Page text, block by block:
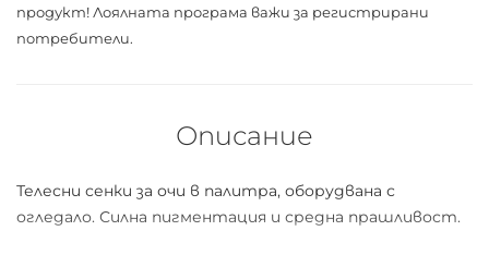
продукт! Лоялната програма важи за регистрирани
потребители.
Описание
Телесни сенки за очи в палитра, оборудвана с
огледало. Силна пигментация и средна прашливост.